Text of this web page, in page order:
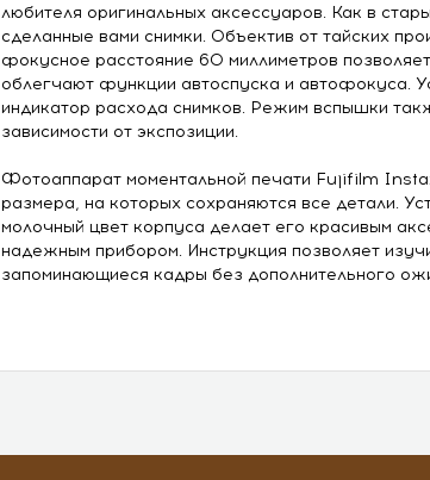
любителя оригинальных аксессуаров. Как в
сделанные вами снимки. Объектив от тайских
фокусное расстояние 60 миллиметров
облегчают функции автоспуска и автофокуса.
индикатор расхода снимков. Режим вспышки
зависимости от экспозиции.
Фотоаппарат моментальной печати Fujifilm
размера, на которых сохраняются все детали.
молочный цвет корпуса делает его красивым
надежным прибором. Инструкция позволяет
запоминающиеся кадры без дополнительного